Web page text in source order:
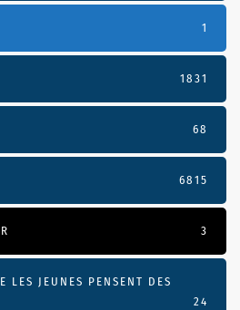
1
1831
68
6815
3
LES JEUNES PENSENT DES
24